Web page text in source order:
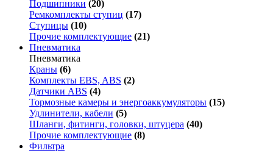
Подшипники (20)
Ремкомплекты ступиц (17)
Ступицы (10)
Прочие комплектующие (21)
Пневматика
Пневматика
Краны (6)
Комплекты EBS, ABS (2)
Датчики ABS (4)
Тормозные камеры и энергоаккумуляторы (15)
Удлинители, кабели (5)
Шланги, фитинги, головки, штуцера (40)
Прочие комплектующие (8)
Фильтра